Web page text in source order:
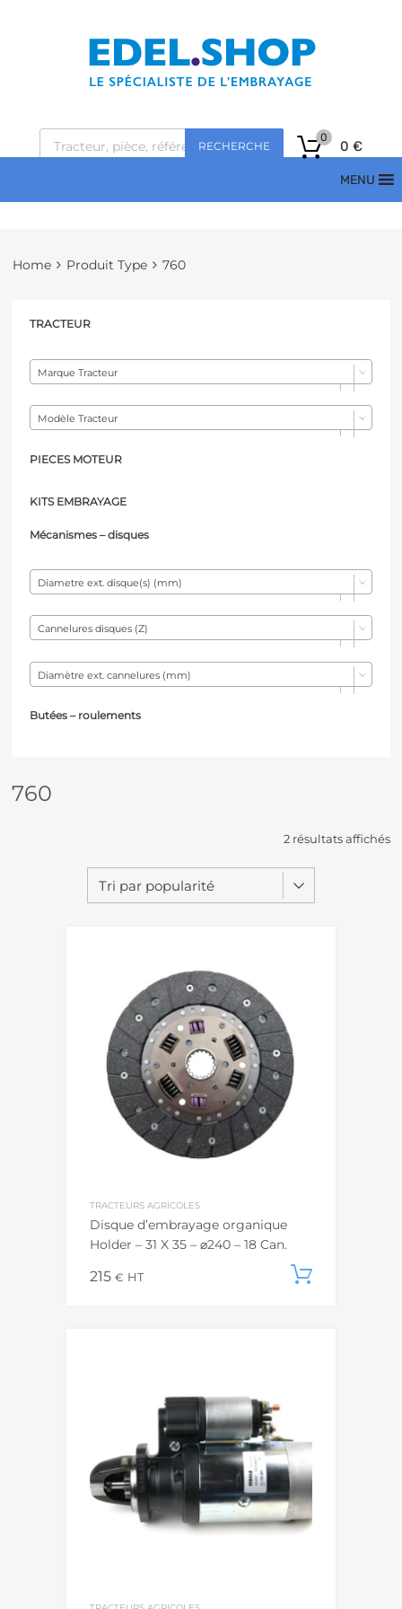
RECHERCHE 0 €
0
MENU
Home Produit Type 760
760
2 résultats affichés
TRACTEURS AGRICOLES
Disque d’embrayage organique
Holder – 31 X 35 – ⌀240 – 18 Can.
215 € HT
TRACTEUR
Marque Tracteur
Modèle Tracteur
PIECES MOTEUR
KITS EMBRAYAGE
Mécanismes – disques
Diametre ext. disque(s) (mm)
Cannelures disques (Z)
Diamètre ext. cannelures (mm)
Butées – roulements